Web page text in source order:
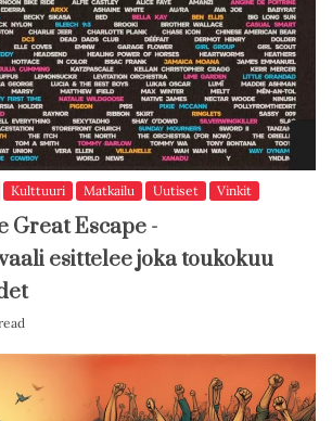
Kulttuuri Matkailu Uutiset Vinkit
Great Escape -
esittelee joka toukokuu